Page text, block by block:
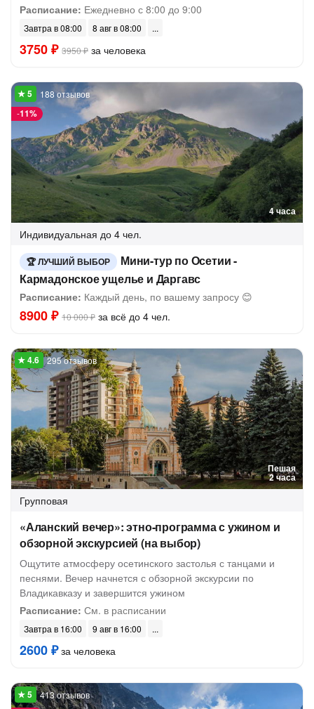
Расписание: Ежедневно с 8:00 до 9:00
Завтра в 08:00 8 авг в 08:00
3750 ₽ 3950 ₽ за человека
4 часа
-11%
188 отзывов
Индивидуальная до 4 чел.
ЛУЧШИЙ ВЫБОР
Мини-тур по Осетии -
Кармадонское ущелье и Даргавс
Расписание: Каждый день, по вашему запросу 😊
8900 ₽ 10 000 ₽ за всё до 4 чел.
Пешая
2 часа
295 отзывов
Групповая
«Аланский вечер»: этно-программа с ужином и
обзорной экскурсией (на выбор)
Ощутите атмосферу осетинского застолья с танцами и
песнями. Вечер начнется с обзорной экскурсии по
Владикавказу и завершится ужином
Расписание: См. в расписании
Завтра в 16:00 9 авг в 16:00
2600 ₽за человека
413 отзывов